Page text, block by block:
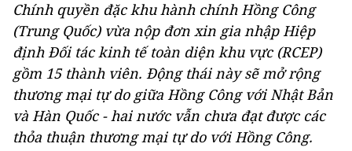
Chính quyền đặc khu hành chính Hồng Công
(Trung Quốc) vừa nộp đơn xin gia nhập Hiệp
định Đối tác kinh tế toàn diện khu vực (RCEP)
gồm 15 thành viên. Động thái này sẽ mở rộng
thương mại tự do giữa Hồng Công với Nhật Bản
và Hàn Quốc - hai nước vẫn chưa đạt được các
thỏa thuận thương mại tự do với Hồng Công.